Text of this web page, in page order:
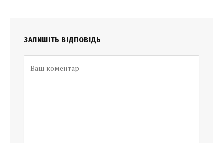
ЗАЛИШІТЬ ВІДПОВІДЬ